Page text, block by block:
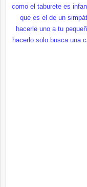
como el taburete es
que es el de un
hacerle uno a tu
hacerlo solo busca una